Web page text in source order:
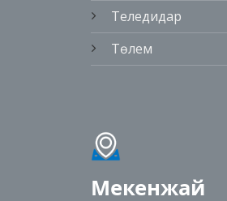
Теледидар
Төлем
Мекенжай